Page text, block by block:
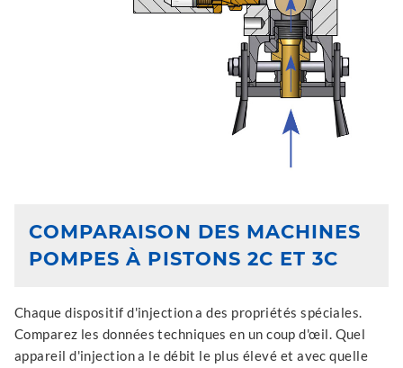
COMPARAISON DES MACHINES
POMPES À PISTONS 2C ET 3C
Chaque dispositif d'injection a des propriétés spéciales.
Comparez les données techniques en un coup d'œil. Quel
appareil d'injection a le débit le plus élevé et avec quelle